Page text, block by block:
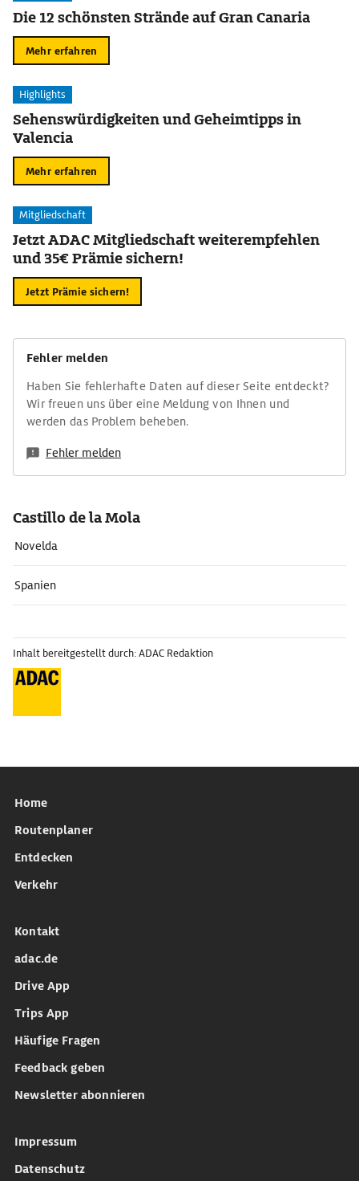
Die 12 schönsten Strände auf Gran Canaria
Mehr erfahren
Highlights
Sehenswürdigkeiten und Geheimtipps in
Valencia
Mehr erfahren
Mitgliedschaft
Jetzt ADAC Mitgliedschaft weiterempfehlen
und 35€ Prämie sichern!
Jetzt Prämie sichern!
Fehler melden
Haben Sie fehlerhafte Daten auf dieser Seite entdeckt?
Wir freuen uns über eine Meldung von Ihnen und
werden das Problem beheben.
Fehler melden
Castillo de la Mola
Novelda
Spanien
Inhalt bereitgestellt durch: ADAC Redaktion
Home
Routenplaner
Entdecken
Verkehr
Kontakt
adac.de
Drive App
Trips App
Häufige Fragen
Feedback geben
Newsletter abonnieren
Impressum
Datenschutz